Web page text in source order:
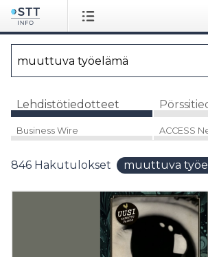
Lehdistötiedotteet
Business Wire ACCESS
846 Hakutulokset muuttuva